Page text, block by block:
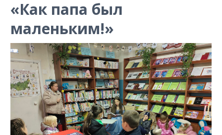
«Как папа был
маленьким!»